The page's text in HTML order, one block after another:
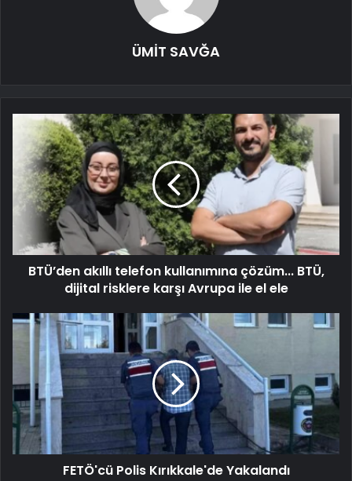
ÜMİT SAVĞA
BTÜ’den akıllı telefon kullanımına çözüm... BTÜ,
dijital risklere karşı Avrupa ile el ele
FETÖ'cü Polis Kırıkkale'de Yakalandı